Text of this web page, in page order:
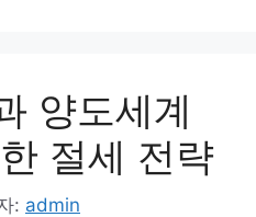
양도세계
절세 전략
: admin